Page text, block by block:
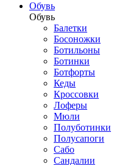
Обувь
Обувь
Балетки
Босоножки
Ботильоны
Ботинки
Ботфорты
Кеды
Кроссовки
Лоферы
Мюли
Полуботинки
Полусапоги
Сабо
Сандалии